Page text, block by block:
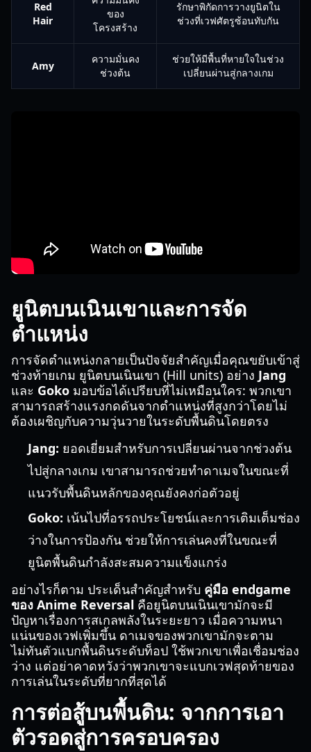
Red
Hair
ของ
โครงสร้าง
รักษาพิกัดการวางยูนิตใน
ช่วงที่เวฟศัตรูซ้อนทับกัน
Amy
ความมั่นคง
ช่วงต้น
ช่วยให้มีพื้นที่หายใจในช่วง
เปลี่ยนผ่านสู่กลางเกม
ยูนิตบนเนินเขาและการจัด
ตำแหน่ง
การจัดตำแหน่งกลายเป็นปัจจัยสำคัญเมื่อคุณขยับเข้าสู่
ช่วงท้ายเกม ยูนิตบนเนินเขา (Hill units) อย่าง Jang
และ Goko มอบข้อได้เปรียบที่ไม่เหมือนใคร: พวกเขา
สามารถสร้างแรงกดดันจากตำแหน่งที่สูงกว่าโดยไม่
ต้องเผชิญกับความวุ่นวายในระดับพื้นดินโดยตรง
Jang: ยอดเยี่ยมสำหรับการเปลี่ยนผ่านจากช่วงต้น
ไปสู่กลางเกม เขาสามารถช่วยทำดาเมจในขณะที่
แนวรับพื้นดินหลักของคุณยังคงก่อตัวอยู่
Goko: เน้นไปที่อรรถประโยชน์และการเติมเต็มช่อง
ว่างในการป้องกัน ช่วยให้การเล่นคงที่ในขณะที่
ยูนิตพื้นดินกำลังสะสมความแข็งแกร่ง
อย่างไรก็ตาม ประเด็นสำคัญสำหรับ คู่มือ endgame
ของ Anime Reversal คือยูนิตบนเนินเขามักจะมี
ปัญหาเรื่องการสเกลพลังในระยะยาว เมื่อความหนา
แน่นของเวฟเพิ่มขึ้น ดาเมจของพวกเขามักจะตาม
ไม่ทันตัวแบกพื้นดินระดับท็อป ใช้พวกเขาเพื่อเชื่อมช่อง
ว่าง แต่อย่าคาดหวังว่าพวกเขาจะแบกเวฟสุดท้ายของ
การเล่นในระดับที่ยากที่สุดได้
การต่อสู้บนพื้นดิน: จากการเอา
ตัวรอดสู่การครอบครอง